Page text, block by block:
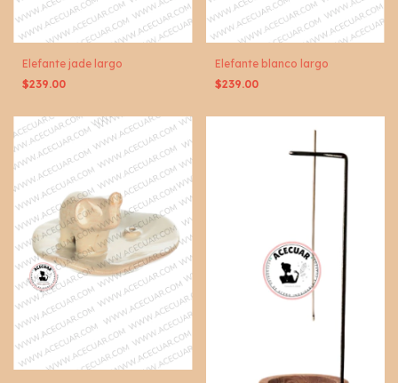
Elefante jade largo
$239.00
Elefante blanco largo
$239.00